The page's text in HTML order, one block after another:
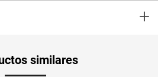
de alto desempeño, además de ser usada
horas de manejo.
+
similares